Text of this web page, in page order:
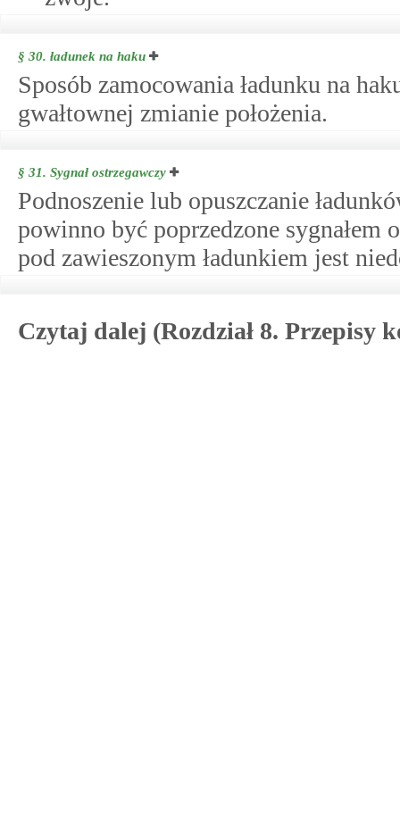
§ 30. ładunek na haku
Sposób zamocowania ładunku na
gwałtownej zmianie położenia.
§ 31. Sygnał ostrzegawczy
Podnoszenie lub opuszczanie
powinno być poprzedzone
pod zawieszonym ładunkiem jest
Czytaj dalej (Rozdział 8. Przepisy